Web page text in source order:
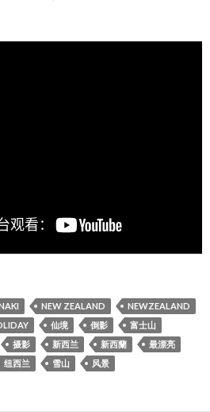
NEW ZEALAND
NEWZEALAND
仙境 倒影
富士山
摄影 新西兰 新西蘭
最漂亮
纽西兰 雪山 风景